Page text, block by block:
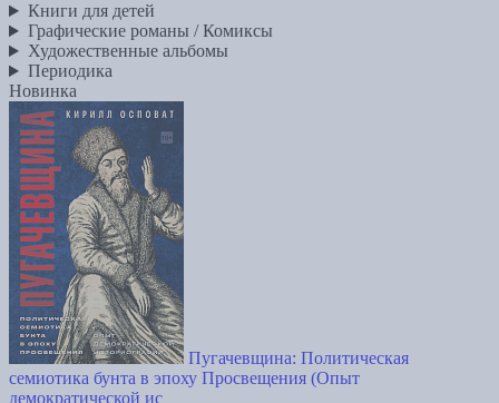
Книги для детей
Графические романы / Комиксы
Художественные альбомы
Периодика
Новинка
Пугачевщина: Политическая
семиотика бунта в эпоху Просвещения (Опыт
демократической ис